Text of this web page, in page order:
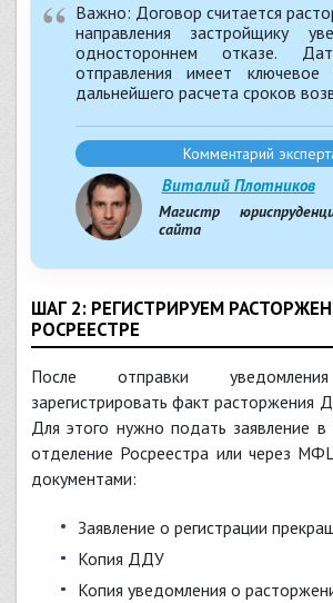
Важно: Договор считается
направления застройщику
одностороннем отказе.
отправления имеет ключевое
дальнейшего расчета сроков
Виталий Плотников
Магистр
сайта
Комментарий
ШАГ 2: РЕГИСТРИРУЕМ
РОСРЕЕСТРЕ
После отправки
зарегистрировать факт расторжения
Для этого нужно подать заявление в
отделение Росреестра или через
документами:
Заявление о регистрации
Копия ДДУ
Копия уведомления о